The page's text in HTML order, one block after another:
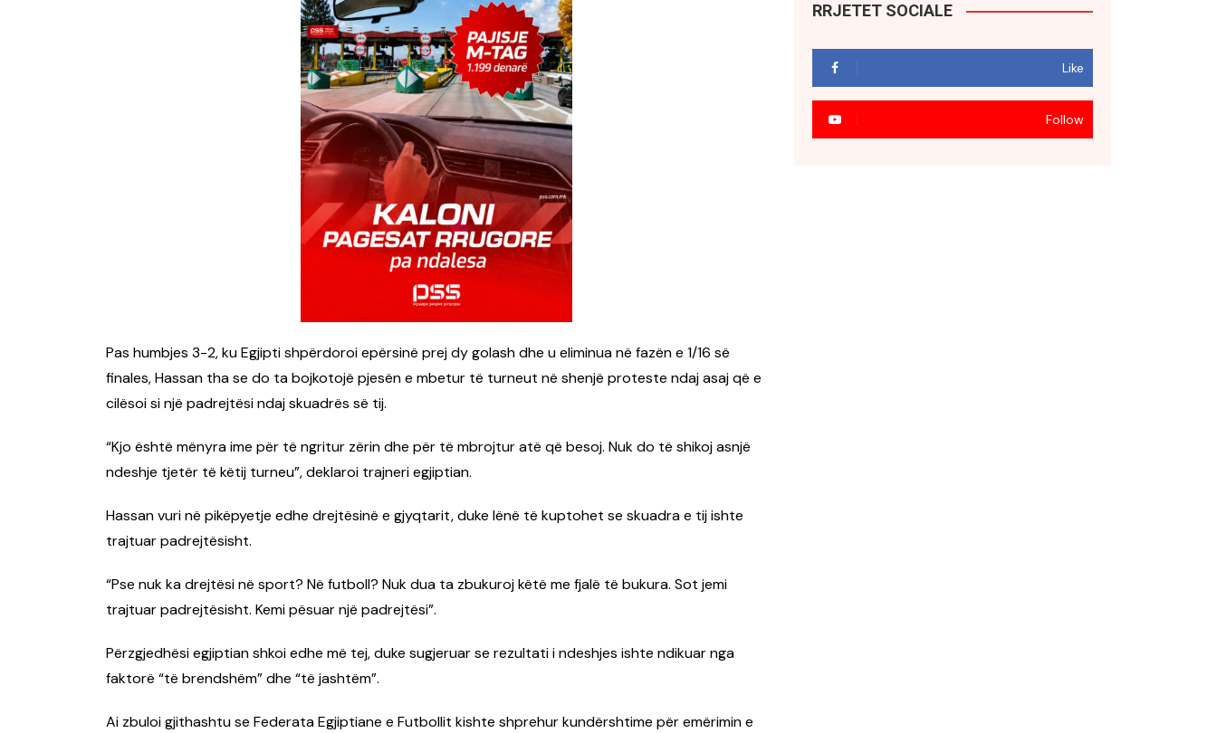
Pas humbjes 3-2, ku Egjipti shpërdoroi epërsinë prej dy golash dhe u eliminua në fazën e 1/16 së
finales, Hassan tha se do ta bojkotojë pjesën e mbetur të turneut në shenjë proteste ndaj asaj që e
cilësoi si një padrejtësi ndaj skuadrës së tij.
“Kjo është mënyra ime për të ngritur zërin dhe për të mbrojtur atë që besoj. Nuk do të shikoj asnjë
ndeshje tjetër të këtij turneu”, deklaroi trajneri egjiptian.
Hassan vuri në pikëpyetje edhe drejtësinë e gjyqtarit, duke lënë të kuptohet se skuadra e tij ishte
trajtuar padrejtësisht.
“Pse nuk ka drejtësi në sport? Në futboll? Nuk dua ta zbukuroj këtë me fjalë të bukura. Sot jemi
trajtuar padrejtësisht. Kemi pësuar një padrejtësi”.
Përzgjedhësi egjiptian shkoi edhe më tej, duke sugjeruar se rezultati i ndeshjes ishte ndikuar nga
faktorë “të brendshëm” dhe “të jashtëm”.
Ai zbuloi gjithashtu se Federata Egjiptiane e Futbollit kishte shprehur kundërshtime për emërimin e
RRJETET SOCIALE
Like
Follow